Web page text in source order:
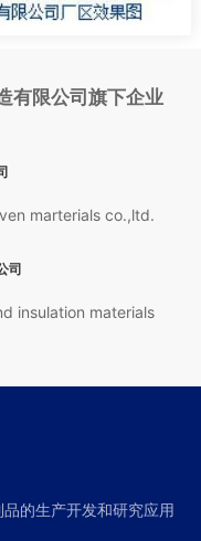
有限公司旗下企业
marterials co.,ltd.
司
insulation materials
的生产开发和研究应用